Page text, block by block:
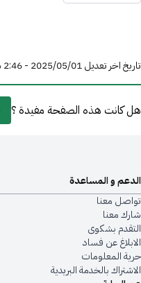
تاريخ اخر تعديل 01‏/05‏/2025 - 2:46 م بتوقيت السعودية
هل كانت هذه الصفحة مفيدة ؟
الدعم و المساعدة
تواصل معنا
شارك معنا
التقدم بشكوى
الابلاغ عن فساد
حرية المعلومات
الاشتراك بالخدمة البريدية